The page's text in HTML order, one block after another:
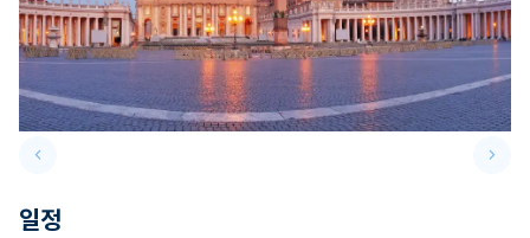
keyboard_arrow_leftPrevious slide keyboard_arrow_right
일정